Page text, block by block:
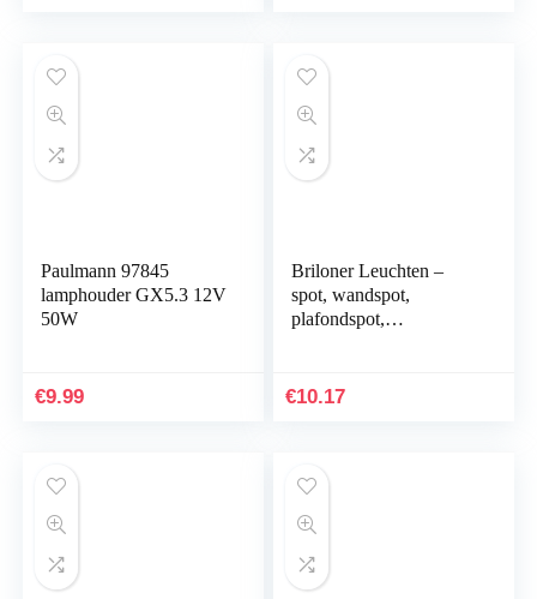
Paulmann 97845
lamphouder GX5.3 12V
50W
€9.99
Briloner Leuchten –
spot, wandspot,
plafondspot,
zwart
€10.17